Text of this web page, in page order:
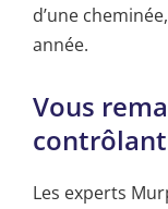
d’une
année.
Vous
Les experts